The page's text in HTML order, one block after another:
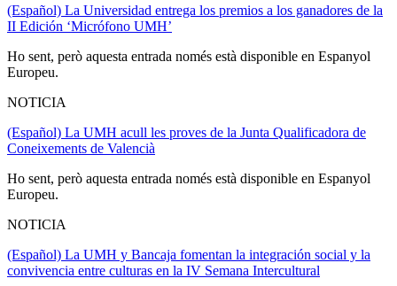
(Español) La Universidad entrega los premios a los ganadores de la
II Edición ‘Micrófono UMH’
Ho sent, però aquesta entrada només està disponible en Espanyol
Europeu.
NOTICIA
(Español) La UMH acull les proves de la Junta Qualificadora de
Coneixements de Valencià
Ho sent, però aquesta entrada només està disponible en Espanyol
Europeu.
NOTICIA
(Español) La UMH y Bancaja fomentan la integración social y la
convivencia entre culturas en la IV Semana Intercultural